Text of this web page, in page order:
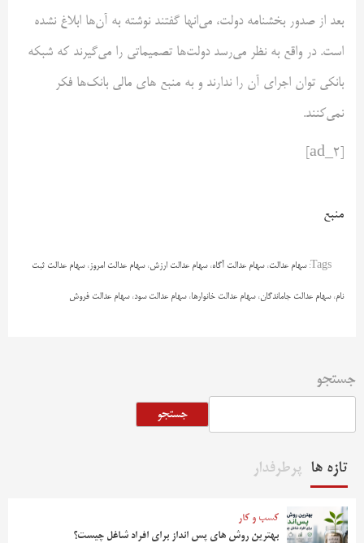
بعد از صدور بخشنامه دولت، می‌انها گفتند نوشته به آن‌ها ابلاغ نشده
است. در واقع به نظر می‌رسد دولت‌ها تصمیماتی را می‌گیرند که شبکه
بانکی توان اجرای آن را ندارند و به منبع های مالی بانک‌ها فکر
نمی‌کنند.
منبع
Tags: سهام عدالت،سهام عدالت آگاه،سهام عدالت ارزش،سهام عدالت امروز،سهام عدالت ثبت
نام،سهام عدالت جاماندگان،سهام عدالت خانوارها،سهام عدالت سود،سهام عدالت فروش
جستجو
جستجو
تازه ها پرطرفدار
کسب و کار
بهترین روش‌ های پس‌ انداز برای افراد شاغل چیست؟